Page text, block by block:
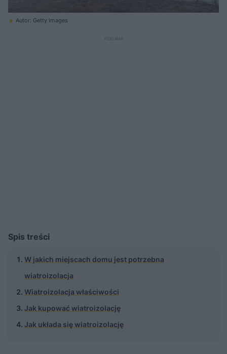
Autor: Getty Images
Spis treści
W jakich miejscach domu jest potrzebna
wiatroizolacja
Wiatroizolacja właściwości
Jak kupować wiatroizolację
Jak układa się wiatroizolację